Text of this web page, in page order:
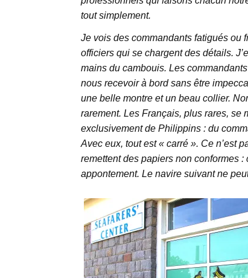
tout simplement.
Je vois des commandants fatigués ou
officiers qui se chargent des détails.
mains du cambouis. Les
nous recevoir à bord sans être
une belle montre et un beau collier.
rarement. Les Français, plus rares, se
exclusivement de Philippins : du
Avec eux, tout est « carré ». Ce n’est
remettent des papiers non conformes
appontement. Le navire suivant ne